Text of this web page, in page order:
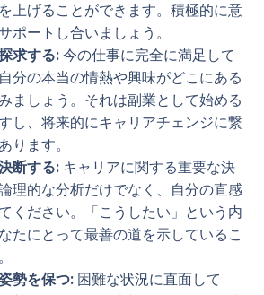
上げることができます。積極的に意
ポートし合いましょう。
求する: 今の仕事に完全に満足して
分の本当の情熱や興味がどこにある
ましょう。それは副業として始める
し、将来的にキャリアチェンジに繋
ります。
断する: キャリアに関する重要な決
理的な分析だけでなく、自分の直感
ください。「こうしたい」という内
たにとって最善の道を示しているこ
勢を保つ: 困難な状況に直面して